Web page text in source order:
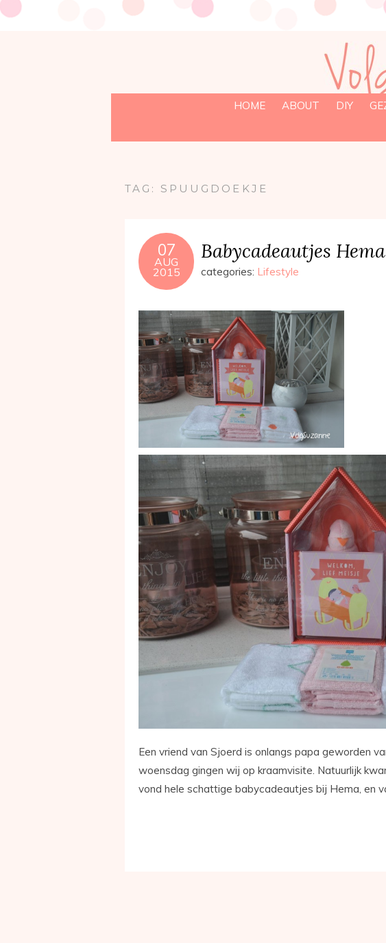
HOME ABOUT DIY
TAG: SPUUGDOEKJE
07
AUG
2015
Babycadeautjes Hema
categories: Lifestyle
Een vriend van Sjoerd is onlangs papa geworden
woensdag gingen wij op kraamvisite. Natuurlijk
vond hele schattige babycadeautjes bij Hema, en